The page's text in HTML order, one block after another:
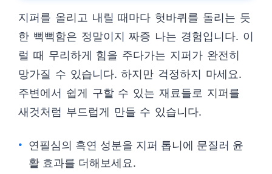
지퍼를 올리고 내릴 때마다 헛바퀴를 돌리는 듯
한 뻑뻑함은 정말이지 짜증 나는 경험입니다. 이
럴 때 무리하게 힘을 주다가는 지퍼가 완전히
망가질 수 있습니다. 하지만 걱정하지 마세요.
주변에서 쉽게 구할 수 있는 재료들로 지퍼를
새것처럼 부드럽게 만들 수 있습니다.
연필심의 흑연 성분을 지퍼 톱니에 문질러 윤
활 효과를 더해보세요.